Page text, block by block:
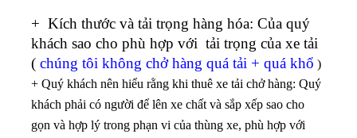
+ Kích thước và tải trọng hàng hóa: Của quý
khách sao cho phù hợp với tải trọng của xe tải
( chúng tôi không chở hàng quá tải + quá khổ )
+ Quý khách nên hiểu rằng khi thuê xe tải chở hàng: Quý
khách phải có người để lên xe chất và sắp xếp sao cho
gọn và hợp lý trong phạn vi của thùng xe, phù hợp với